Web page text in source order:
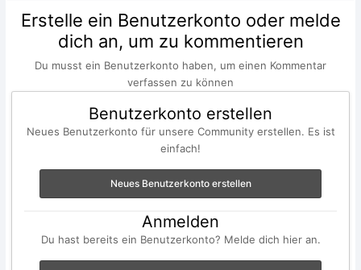
Erstelle ein Benutzerkonto oder melde
dich an, um zu kommentieren
Du musst ein Benutzerkonto haben, um einen Kommentar
verfassen zu können
Benutzerkonto erstellen
Neues Benutzerkonto für unsere Community erstellen. Es ist
einfach!
Neues Benutzerkonto erstellen
Anmelden
Du hast bereits ein Benutzerkonto? Melde dich hier an.